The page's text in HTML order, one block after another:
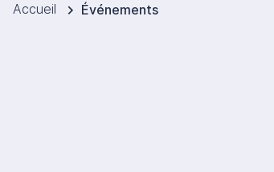
Accueil Événements